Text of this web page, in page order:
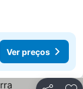
Ver preços